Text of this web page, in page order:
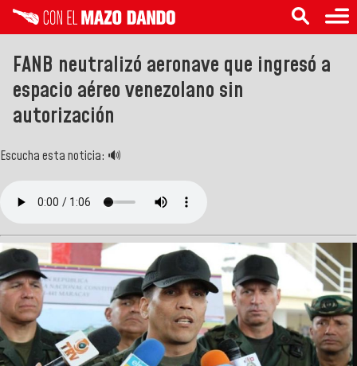
FANB neutralizó aeronave que ingresó a
espacio aéreo venezolano sin
autorización
Escucha esta noticia: 🔊